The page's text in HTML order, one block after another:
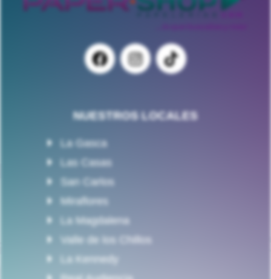
NUESTROS LOCALES
La Gasca
Las Casas
San Carlos
Miraflores
La Magdalena
Valle de los Chillos
La Kennedy